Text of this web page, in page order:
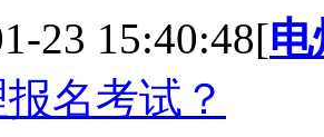
23 15:40:48[
名考试？